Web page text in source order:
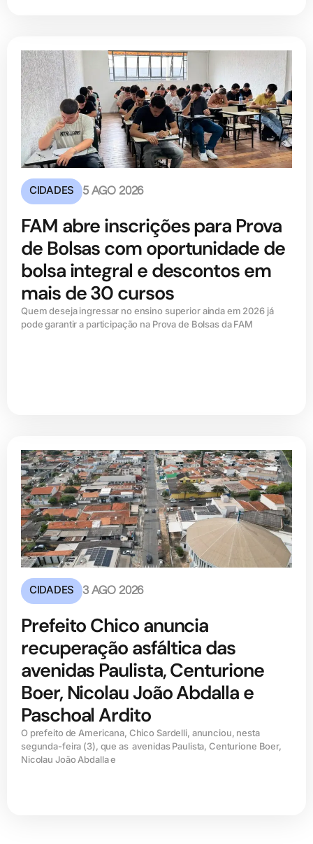
CIDADES 5 AGO 2026
FAM abre inscrições para Prova
de Bolsas com oportunidade de
bolsa integral e descontos em
mais de 30 cursos
Quem deseja ingressar no ensino superior ainda em 2026 já
pode garantir a participação na Prova de Bolsas da FAM
CIDADES 3 AGO 2026
Prefeito Chico anuncia
recuperação asfáltica das
avenidas Paulista, Centurione
Boer, Nicolau João Abdalla e
Paschoal Ardito
O prefeito de Americana, Chico Sardelli, anunciou, nesta
segunda-feira (3), que as avenidas Paulista, Centurione Boer,
Nicolau João Abdalla e